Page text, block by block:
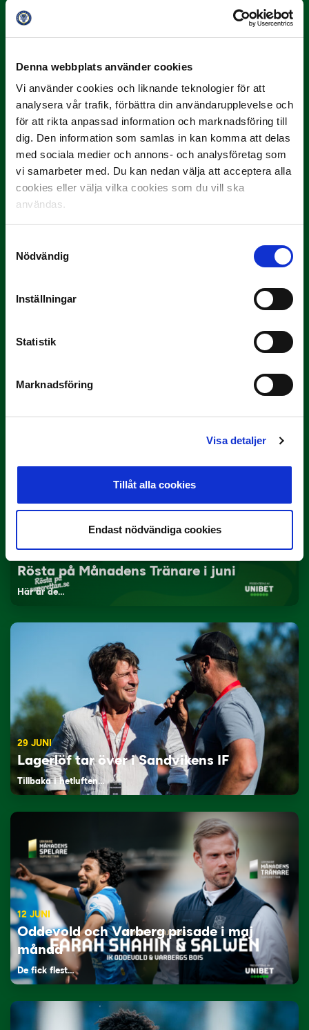
Denna webbplats använder cookies
Vi använder cookies och liknande teknologier för att
analysera vår trafik, förbättra din användarupplevelse och
för att rikta anpassad information och marknadsföring till
dig. Den information som samlas in kan komma att delas
med sociala medier och annons- och analysföretag som
vi samarbeter med. Du kan nedan välja att acceptera alla
cookies eller välja vilka cookies som du vill ska
användas.
Nödvändig
Inställningar
Statistik
Marknadsföring
Visa detaljer
Tillåt alla cookies
Endast nödvändiga cookies
"Vilken…
9 JULI
Han gjorde Månadens Mål i juni: ”En
projektil”
Rösta på Månadens Spelare i juni
Rösta på Månadens Tränare i juni
Här är de…
29 JUNI
Lagerlöf tar över i Sandvikens IF
Tillbaka i hetluften…
12 JUNI
Oddevold och Varberg prisade i maj
månad
De fick flest…